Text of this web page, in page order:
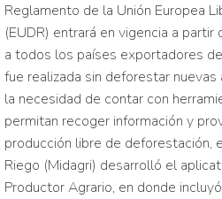
Reglamento de la Unión Europea
(EUDR) entrará en vigencia a
a todos los países exportadores
fue realizada sin deforestar
la necesidad de contar con
permitan recoger información y
producción libre de deforestación,
Riego (Midagri) desarrolló el
Productor Agrario, en donde